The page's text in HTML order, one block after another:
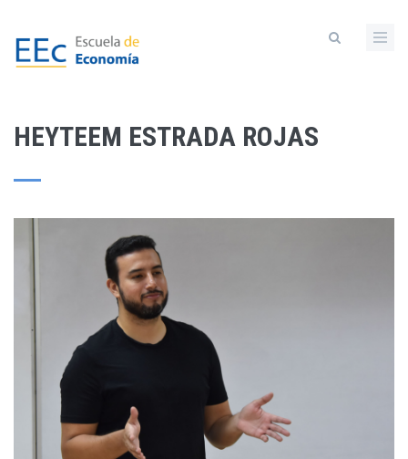
main
HEYTEEM ESTRADA ROJAS